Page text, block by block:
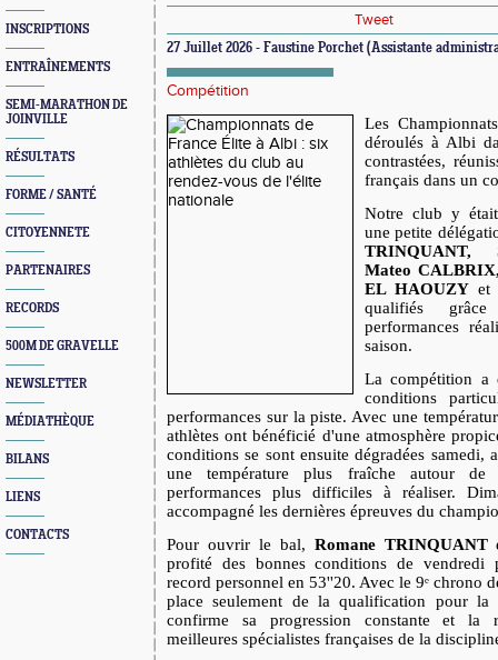
INSCRIPTIONS
ENTRAÎNEMENTS
SEMI-MARATHON DE
JOINVILLE
RÉSULTATS
FORME / SANTÉ
CITOYENNETE
PARTENAIRES
RECORDS
500M DE GRAVELLE
NEWSLETTER
MÉDIATHÈQUE
BILANS
LIENS
CONTACTS
Tweet
27 Juillet 2026 - Faustine Porchet (Assistante
Compétition
Les
déroulés à Albi
contrastées,
français dans un
Notre club y
une petite
TRINQUANT,
Mateo
EL HAOUZYet
qualifiés
performances
saison.
La compétition a
conditions
performances sur la piste. Avec une
athlètes ont bénéficié d'une atmosphère
conditions se sont ensuite dégradées samedi,
une température plus fraîche autour
performances plus difficiles à réaliser.
accompagné les dernières épreuves du
Pour ouvrir le bal, Romane TRINQUANT
profité des bonnes conditions de vendredi
record personnel en 53''20. Avec le 9ᵉ chrono
place seulement de la qualification pour la
confirme sa progression constante et la
meilleures spécialistes françaises de la